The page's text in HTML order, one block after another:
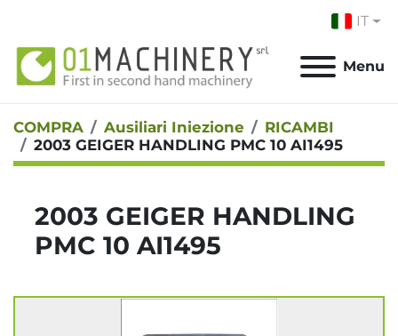
IT
Menu
COMPRA Ausiliari Iniezione
RICAMBI
2003 GEIGER HANDLING PMC 10 AI1495
2003 GEIGER HANDLING
PMC 10 AI1495